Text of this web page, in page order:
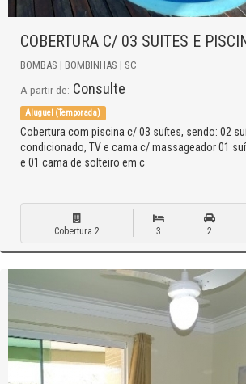
COBERTURA C/ 03 SUITES E
BOMBAS | BOMBINHAS | SC
A partir de: Consulte
Aluguel (Temporada)
Cobertura com piscina c/ 03 suítes, sendo: 02
condicionado, TV e cama c/ massageador 01
e 01 cama de solteiro em c
Cobertura 2 3 2